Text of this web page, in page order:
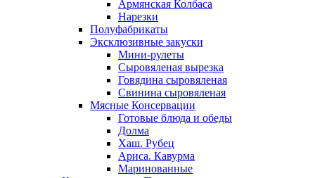
Армянская Колбаса
Нарезки
Полуфабрикаты
Эксклюзивные закуски
Мини-рулеты
Сыровяленая вырезка
Говядина сыровяленая
Свинина сыровяленая
Мясные Консервации
Готовые блюда и обеды
Долма
Хаш. Рубец
Ариса. Кавурма
Маринованные